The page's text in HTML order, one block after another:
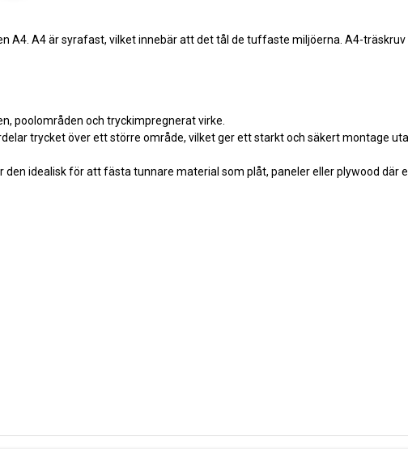
A4. A4 är syrafast, vilket innebär att det tål de tuffaste miljöerna. A4-träskruv
poolområden och tryckimpregnerat virke.
trycket över ett större område, vilket ger ett starkt och säkert montage
den idealisk för att fästa tunnare material som plåt, paneler eller plywood där